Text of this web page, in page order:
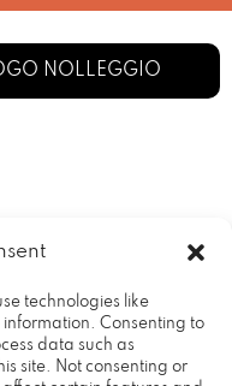
technologies like
Consenting to
data such as
site. Not consenting or
NOLLEGGIO